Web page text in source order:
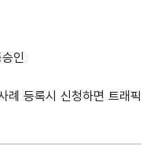
인
등록시 신청하면 트래픽